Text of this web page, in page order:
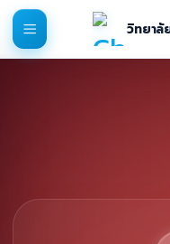
วิทยาลั